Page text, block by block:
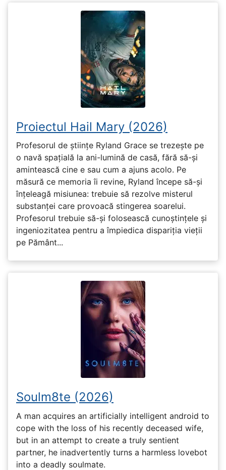
Proiectul Hail Mary (2026)
Profesorul de științe Ryland Grace se trezește pe
o navă spațială la ani-lumină de casă, fără să-și
amintească cine e sau cum a ajuns acolo. Pe
măsură ce memoria îi revine, Ryland începe să-și
înțeleagă misiunea: trebuie să rezolve misterul
substanței care provoacă stingerea soarelui.
Profesorul trebuie să-și folosească cunoștințele și
ingeniozitatea pentru a împiedica dispariția vieții
pe Pământ...
Soulm8te (2026)
A man acquires an artificially intelligent android to
cope with the loss of his recently deceased wife,
but in an attempt to create a truly sentient
partner, he inadvertently turns a harmless lovebot
into a deadly soulmate.